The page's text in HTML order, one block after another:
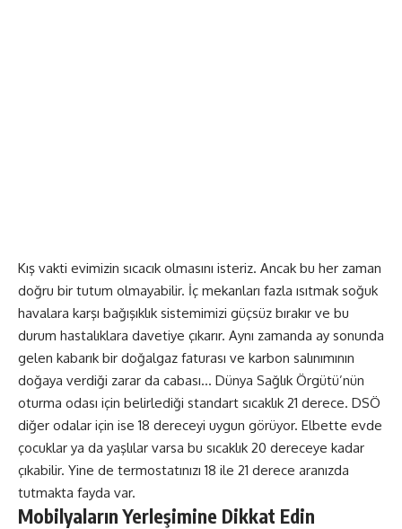
Kış vakti evimizin sıcacık olmasını isteriz. Ancak bu her zaman
doğru bir tutum olmayabilir. İç mekanları fazla ısıtmak soğuk
havalara karşı bağışıklık sistemimizi güçsüz bırakır ve bu
durum hastalıklara davetiye çıkarır. Aynı zamanda ay sonunda
gelen kabarık bir doğalgaz faturası ve karbon salınımının
doğaya verdiği zarar da cabası… Dünya Sağlık Örgütü’nün
oturma odası için belirlediği standart sıcaklık 21 derece. DSÖ
diğer odalar için ise 18 dereceyi uygun görüyor. Elbette evde
çocuklar ya da yaşlılar varsa bu sıcaklık 20 dereceye kadar
çıkabilir. Yine de termostatınızı 18 ile 21 derece aranızda
tutmakta fayda var.
Mobilyaların Yerleşimine Dikkat Edin